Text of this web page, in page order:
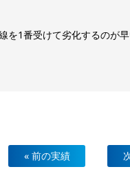
1番受けて劣化するのが
« 前の実績